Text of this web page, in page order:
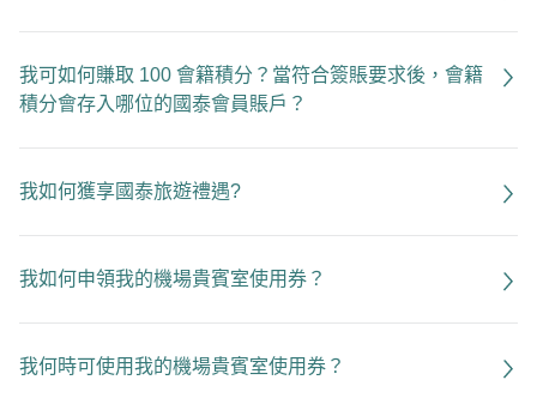
我可如何賺取 100 會籍積分？當符合簽賬要求後，會籍
積分會存入哪位的國泰會員賬戶？
我如何獲享國泰旅遊禮遇?
我如何申領我的機場貴賓室使用券？
我何時可使用我的機場貴賓室使用券？